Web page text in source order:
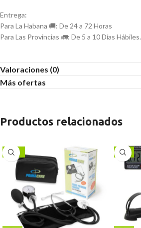
Entrega:
Para La Habana 🚚: De 24 a 72 Horas
Para Las Provincias 🚛: De 5 a 10 Días Hábiles.
Valoraciones (0)
Más ofertas
Productos relacionados
-22% -9%